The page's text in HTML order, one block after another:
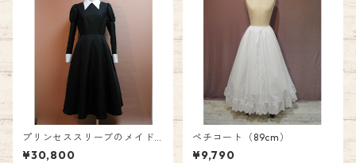
プリンセススリーブのメイド
ワンピ(ロング）
¥30,800
ペチコート（89cm）
¥9,790